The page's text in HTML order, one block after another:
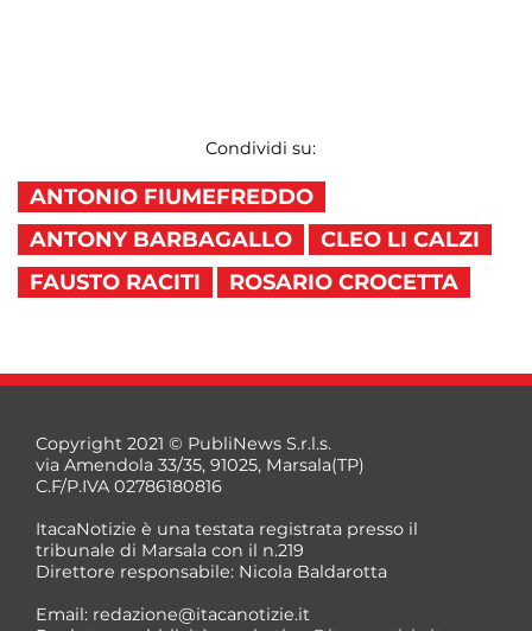
Condividi su:
ANTONIO FIUMEFREDDO
ANTONY BARBAGALLO
CLEO LI CALZI
FAUSTO RACITI
ROSARIO CROCETTA
Copyright 2021 © PubliNews S.r.l.s.
via Amendola 33/35, 91025, Marsala(TP)
C.F/P.IVA 02786180816
ItacaNotizie è una testata registrata presso il
tribunale di Marsala con il n.219
Direttore responsabile: Nicola Baldarotta
Email: redazione@itacanotizie.it